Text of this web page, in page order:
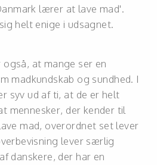
lærer at lave mad'.
helt enige i udsagnet.
at mange ser en
madkundskab og sundhed. I
syv ud af ti, at de er helt
mennesker, der kender til
mad, overordnet set lever
lever særlig
danskere, der har en